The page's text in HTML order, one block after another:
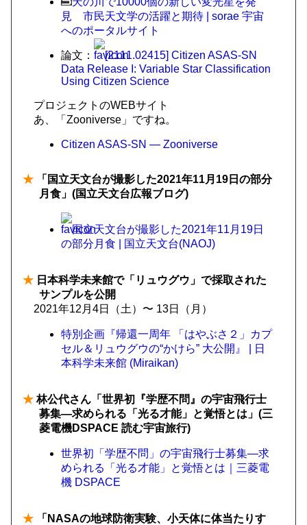
見 市民天文学の活躍と期待 | sorae 宇宙
へのポータルサイト
論文：
[2111.02415] Citizen ASAS-SN
Data Release I: Variable Star Classification
Using Citizen Science
プロジェクトのWEBサイト
あ、「Zooniverse」ですね。
Citizen ASAS-SN — Zooniverse
★ 「国立天文台が撮影した2021年11月19日の部分
月食」(国立天文台広報ブログ)
国立天文台が撮影した2021年11月19日
の部分月食 | 国立天文台(NAOJ)
★ 日本科学未来館で「リュウグウ」で採取された
サンプルを公開
2021年12月4日（土）〜 13日（月）
特別企画『帰還一周年 「はやぶさ２」カプ
セル＆リュウグウの“かけら” 大公開』 | 日
本科学未来館 (Miraikan)
★林公代さん「世界初『学歴不問』の宇宙飛行士
募集—求められる「光る才能」と覚悟とは」(三
菱電機DSPACE 読む宇宙旅行)
世界初「学歴不問」の宇宙飛行士募集—求
められる「光る才能」と覚悟とは｜三菱電
機 DSPACE
★ 「NASAの地球防衛実験、小天体に体当たりす